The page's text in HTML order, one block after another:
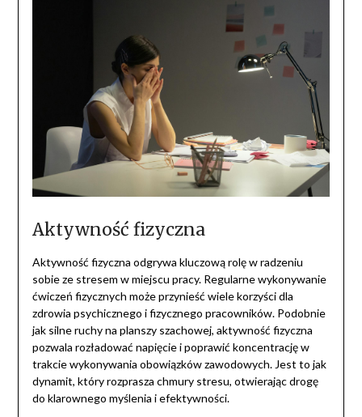
Aktywność fizyczna
Aktywność fizyczna odgrywa kluczową rolę w radzeniu
sobie ze stresem w miejscu pracy. Regularne wykonywanie
ćwiczeń fizycznych może przynieść wiele korzyści dla
zdrowia psychicznego i fizycznego pracowników. Podobnie
jak silne ruchy na planszy szachowej, aktywność fizyczna
pozwala rozładować napięcie i poprawić koncentrację w
trakcie wykonywania obowiązków zawodowych. Jest to jak
dynamit, który rozprasza chmury stresu, otwierając drogę
do klarownego myślenia i efektywności.